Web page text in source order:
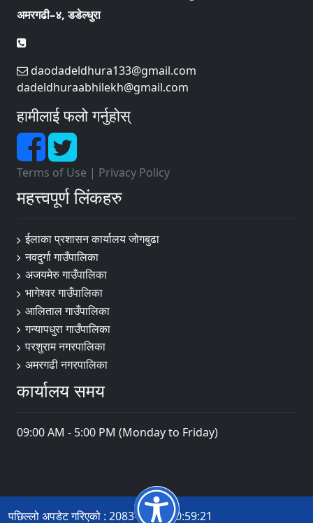
अमरगढी–४, डडेल्धुरा
daodadeldhura133@gmail.com
dadeldhuraabhilekh@gmail.com
हामीलाई फलो गर्नुहोस्
Terms of Use | Privacy Policy
महत्त्वपूर्ण लिंकहरु
ईलाका प्रशासन कार्यालय जोगबुढा
नवदुर्गा गाउँपालिका
अजयमेरु गाउँपालिका
भागेश्वर गाउँपालिका
आलिताल गाउँपालिका
गन्यापधुरा गाउँपालिका
परशुराम नगरपालिका
अमरगढी नगरपालिका
कार्यालय समय
09:00 AM - 5:00 PM (Monday to Friday)
पछिल्लो अपडेट गरिएको : 2083-04-14 10:59:21